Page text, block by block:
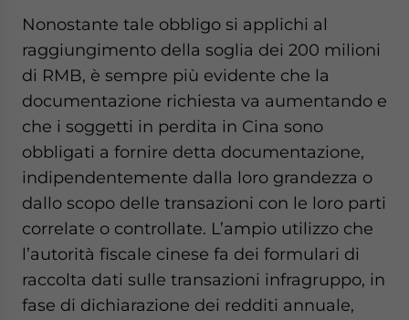
Nonostante tale obbligo si applichi al
raggiungimento della soglia dei 200 milioni
di RMB, è sempre più evidente che la
documentazione richiesta va aumentando e
che i soggetti in perdita in Cina sono
obbligati a fornire detta documentazione,
indipendentemente dalla loro grandezza o
dallo scopo delle transazioni con le loro parti
correlate o controllate. L’ampio utilizzo che
l’autorità fiscale cinese fa dei formulari di
raccolta dati sulle transazioni infragruppo, in
fase di dichiarazione dei redditi annuale,